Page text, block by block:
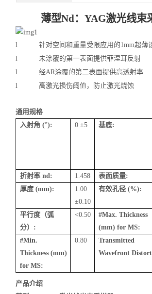
薄型Nd：YAG激光线束
l 针对空间和重量受限应用的1mm超薄
l
未涂覆的第一表面提供菲涅耳反射
l
经AR涂覆的第二表面提供高透射率
l
高激光损伤阈值，防止激光烧蚀
通用规格
入射角 (°): 0 ±5 基底:
折射率 nd: 1.458 表面质量:
厚度(mm):
1.00
±0.10
有效孔径(%):
平行度（弧
分） :
<0.50
#Max. Thickness
(mm) for MS:
#Min.
Thickness (mm)
for MS:
0.80
Transmitted
Wavefront
产品介绍